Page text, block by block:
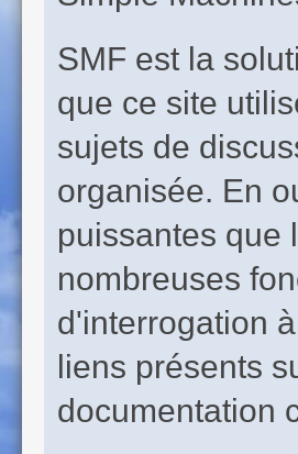
SMF est la
que ce site
sujets de
organisée. En
puissantes que
nombreuses
d'interrogation
liens présents
documentation